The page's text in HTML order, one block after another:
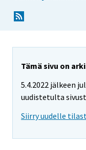
Tämä sivu on
5.4.2022 jälkeen
uudistetulta
Siirry uudelle